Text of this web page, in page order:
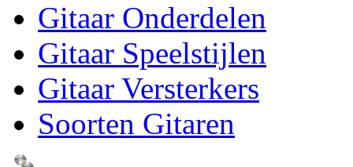
Gitaar Onderdelen
Gitaar Speelstijlen
Gitaar Versterkers
Soorten Gitaren